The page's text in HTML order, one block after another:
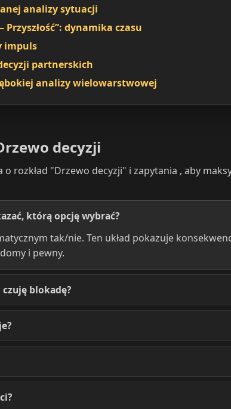
analizy sytuacji
Przyszłość”: dynamika czasu
impuls
partnerskich
analizy wielowarstwowej
decyzji
rozkład "Drzewo decyzji" i zapytania , aby
którą opcję wybrać?
tak/nie. Ten układ pokazuje
i pewny.
blokadę?